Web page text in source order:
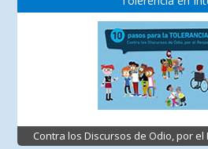
Contra los Discursos de Odio, por